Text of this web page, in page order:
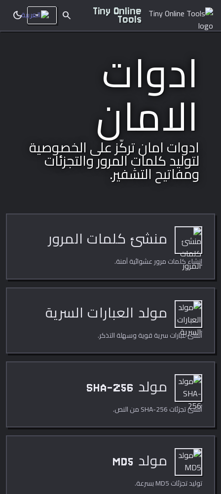
Tiny Online
Tools
search
dark_mode
ادوات
الامان
ادوات امان تركّز على الخصوصية
لتوليد كلمات المرور والتجزئات
ومفاتيح التشفير.
منشئ كلمات المرور
إنشاء كلمات مرور عشوائية آمنة.
مولد العبارات السرية
أنشئ عبارات سرية قوية وسهلة التذكر.
مولد SHA-256
أنشئ تجزئات SHA-256 من النص.
مولد MD5
توليد تجزئات MD5 بسرعة.